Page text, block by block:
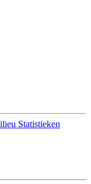
Statistieken